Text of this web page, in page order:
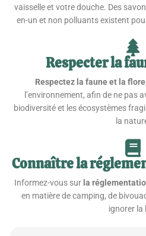
vaisselle et votre douche. Des
en-un et non polluants existent
Respecter la
Respectez la faune et la
l’environnement, afin de ne pas
biodiversité et les écosystèmes
la
Connaître la
Informez-vous surla
en matière de camping, de
ignorer la